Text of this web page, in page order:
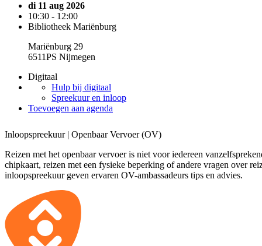
di 11 aug 2026
10:30 - 12:00
Bibliotheek Mariënburg
Mariënburg 29
6511PS Nijmegen
Digitaal
Hulp bij digitaal
Spreekuur en inloop
Toevoegen aan agenda
Inloopspreekuur | Openbaar Vervoer (OV)
Reizen met het openbaar vervoer is niet voor iedereen
chipkaart, reizen met een fysieke beperking of andere vragen over
inloopspreekuur geven ervaren OV-ambassadeurs tips en advies.